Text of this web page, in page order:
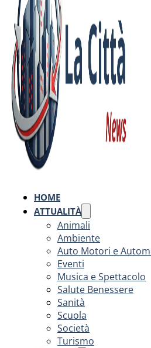
HOME
ATTUALITÀ
Animali
Ambiente
Auto Motori e
Eventi
Musica e Spettacolo
Salute Benessere
Sanità
Scuola
Società
Turismo